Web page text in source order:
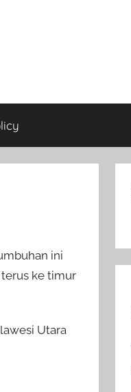
ini
ke timur
Utara